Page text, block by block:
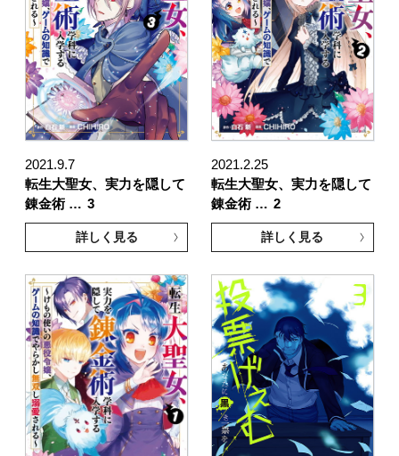
2021.9.7
転生大聖女、実力を隠して
錬金術 … 3
詳しく見る
2021.2.25
転生大聖女、実力を隠して
錬金術 … 2
詳しく見る